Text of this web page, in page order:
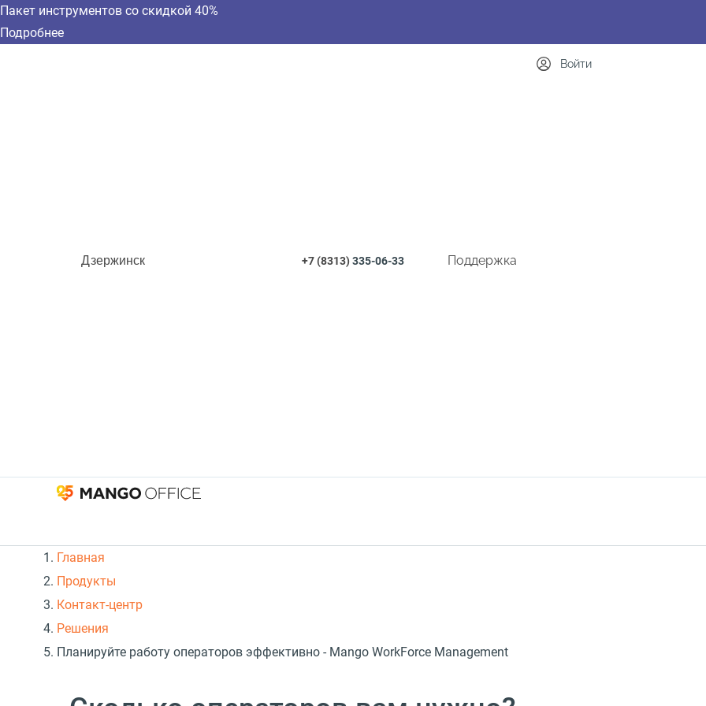
Пакет инструментов со скидкой 40%
Подробнее
Дзержинск +7 (8313)335-06-33 Поддержка
Войти
Главная
Продукты
Контакт-центр
Решения
Планируйте работу операторов эффективно - Mango WorkForce Management